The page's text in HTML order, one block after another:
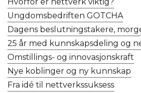
Ungdomsbedriften GOTCHA
Dagens beslutningstakere,
25 år med kunnskapsdeling og
Omstillings- og innovasjonskraft
Nye koblinger og ny kunnskap
Fra idé til nettverkssuksess